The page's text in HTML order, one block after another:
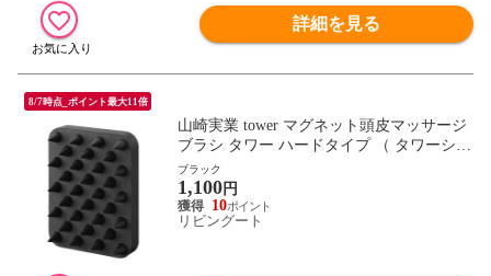
詳細を見る
8/7時点_ポイント最大11倍
山崎実業 tower マグネット頭皮マッサージ
ブラシ タワー ハードタイプ （ タワーシリ
ーズ 頭皮マッサージブラシ マッサージブ
ラシ ハード 洗浄ブラシ ヘッドブラシ マグ
ネット 磁石 頭皮ケア ヘッドマッサージ ）
【ブラック】
ブラック
1,100円
10
リビングート